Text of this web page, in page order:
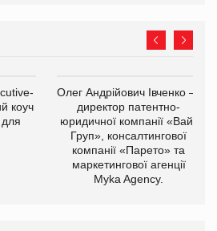
коуч
Олег Андрійович Івченко —
директор патентно-
юридичної компанії «Вайз
Груп», консалтингової
компанії «Парето» та
маркетингової агенції
Myka Agency.